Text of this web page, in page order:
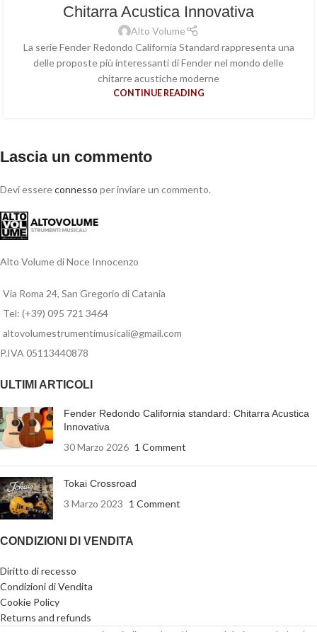
Chitarra Acustica Innovativa
Alto Volume
La serie Fender Redondo California Standard rappresenta una
delle proposte più interessanti di Fender nel mondo delle
chitarre acustiche moderne
CONTINUE READING
Lascia un commento
Devi essereconnesso per inviare un commento.
Alto Volume di Noce Innocenzo
Via Roma 24, San Gregorio di Catania
Tel: (+39) 095 721 3464
altovolumestrumentimusicali@gmail.com
P.IVA 05113440878
ULTIMI ARTICOLI
Fender Redondo California standard: Chitarra Acustica
Innovativa
30 Marzo 2026 1 Comment
Tokai Crossroad
3 Marzo 2023 1 Comment
CONDIZIONI DI VENDITA
Diritto di recesso
Condizioni di Vendita
Cookie Policy
Returns and refunds